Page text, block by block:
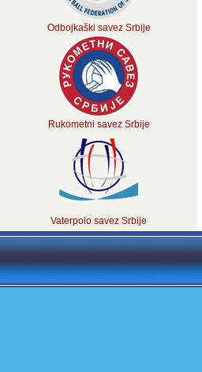
Odbojkaški savez Srbije
Rukometni savez Srbije
Vaterpolo savez Srbije